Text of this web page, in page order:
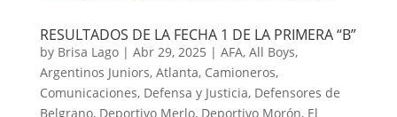
RESULTADOS DE LA FECHA 1 DE LA PRIMERA “B”
by Brisa Lago| Abr 29, 2025 | AFA, All Boys,
Argentinos Juniors, Atlanta, Camioneros,
Comunicaciones, Defensa y Justicia, Defensores de
Belgrano, Deportivo Merlo, Deportivo Morón, El